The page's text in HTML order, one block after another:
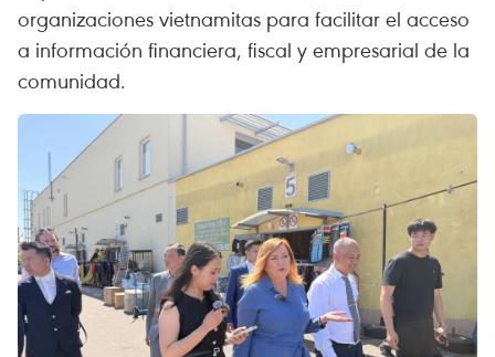
organizaciones vietnamitas para facilitar el acceso
a información financiera, fiscal y empresarial de la
comunidad.